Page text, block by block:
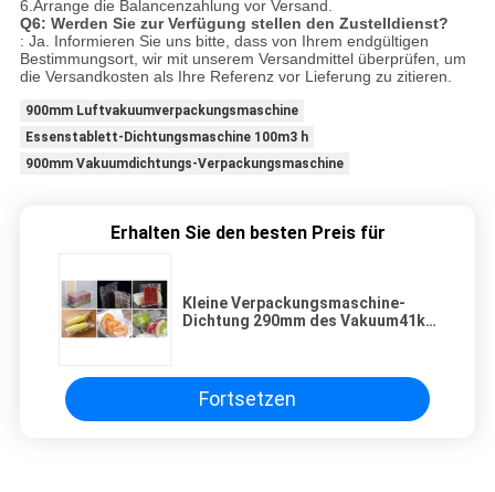
6.Arrange die Balancenzahlung vor Versand.
Q6: Werden Sie zur Verfügung stellen den Zustelldienst?
: Ja. Informieren Sie uns bitte, dass von Ihrem endgültigen
Bestimmungsort, wir mit unserem Versandmittel überprüfen, um
die Versandkosten als Ihre Referenz vor Lieferung zu zitieren.
900mm Luftvakuumverpackungsmaschine
Essenstablett-Dichtungsmaschine 100m3 h
900mm Vakuumdichtungs-Verpackungsmaschine
Erhalten Sie den besten Preis für
Kleine Verpackungsmaschine-
Dichtung 290mm des Vakuum41kg
Fortsetzen